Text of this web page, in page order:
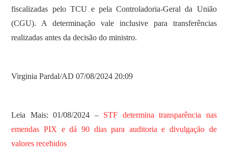
fiscalizadas pelo TCU e pela Controladoria-Geral da União
(CGU). A determinação vale inclusive para transferências
realizadas antes da decisão do ministro.
Virginia Pardal/AD 07/08/2024 20:09
Leia Mais: 01/08/2024 – STF determina transparência nas
emendas PIX e dá 90 dias para auditoria e divulgação de
valores recebidos